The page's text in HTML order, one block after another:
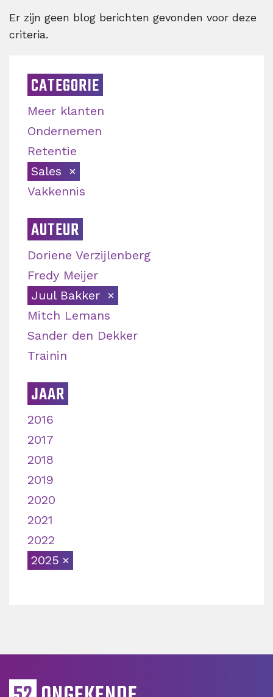
Er zijn geen blog berichten gevonden voor deze
criteria.
CATEGORIE
Meer klanten
Ondernemen
Retentie
Sales
Vakkennis
AUTEUR
Doriene Verzijlenberg
Fredy Meijer
Juul Bakker
Mitch Lemans
Sander den Dekker
Trainin
JAAR
2016
2017
2018
2019
2020
2021
2022
2025